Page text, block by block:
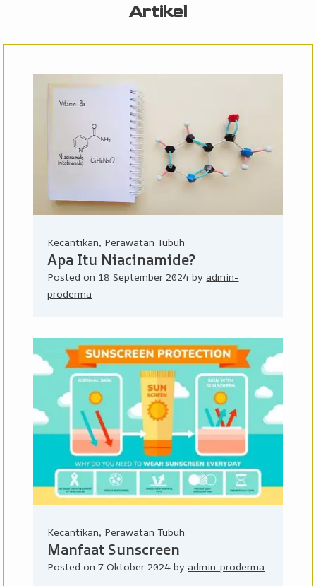
Artikel
Kecantikan, Perawatan Tubuh
Apa Itu Niacinamide?
Posted on 18 September 2024 by admin-
proderma
Kecantikan, Perawatan Tubuh
Manfaat Sunscreen
Posted on7 Oktober 2024 by admin-proderma